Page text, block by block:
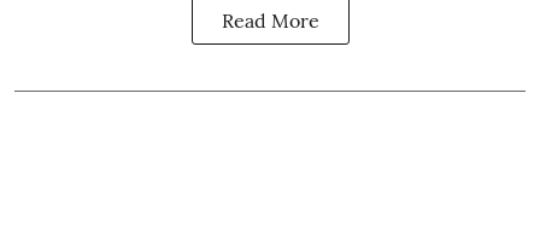
Read More